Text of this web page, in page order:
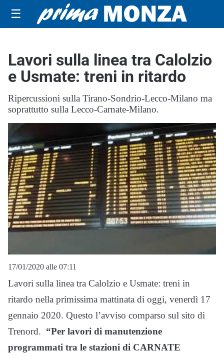
☰
Lavori sulla linea tra Calolzio
e Usmate: treni in ritardo
Ripercussioni sulla Tirano-Sondrio-Lecco-Milano ma
soprattutto sulla Lecco-Carnate-Milano.
17/01/2020 alle 07:11
Lavori sulla linea tra Calolzio e Usmate: treni in
ritardo nella primissima mattinata di oggi, venerdì 17
gennaio 2020. Questo l’avviso comparso sul sito di
Trenord. “Per lavori di manutenzione
programmati tra le stazioni di CARNATE